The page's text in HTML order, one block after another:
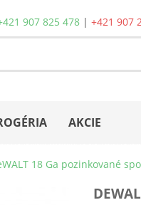
907 825 478| +421 907
AKCIE
18 Ga pozinkované